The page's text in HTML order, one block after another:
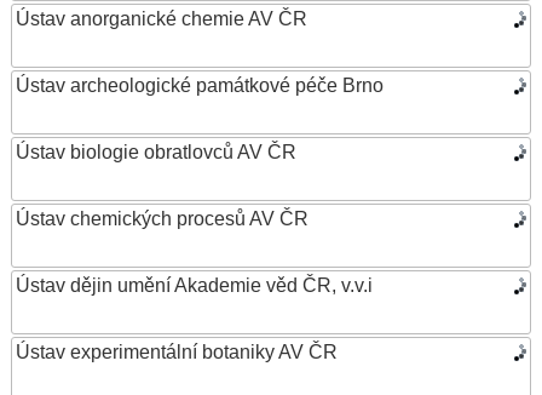
Ústav anorganické chemie AV ČR
Ústav archeologické památkové péče Brno
Ústav biologie obratlovců AV ČR
Ústav chemických procesů AV ČR
Ústav dějin umění Akademie věd ČR, v.v.i
Ústav experimentální botaniky AV ČR